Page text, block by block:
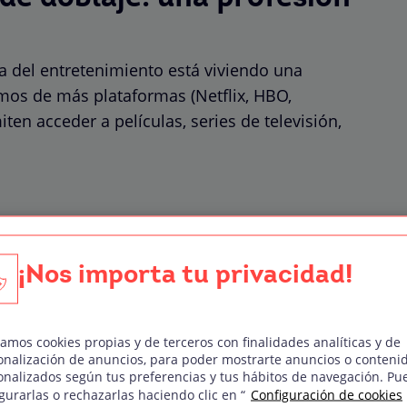
del entretenimiento está viviendo una
de más plataformas (Netflix, HBO,
acceder a películas, series de televisión,
de una inmensidad de
y lugar ya que solo
con conexión a
años de una familia sentada en el sofá
o película ya no es la realidad actual,
¡Nos importa tu privacidad!
cookies propias y de terceros con finalidades analíticas y de
de anuncios, para poder mostrarte anuncios o
según tus preferencias y tus hábitos de navegación.
o rechazarlas haciendo clic en “ Configuración de cookies